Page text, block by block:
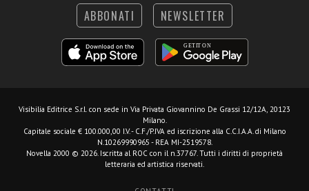
ABBONATI NEWSLETTER
Visibilia Editrice S.r.l. con sede in Via Privata Giovannino De Grassi 12/12A, 20123
Milano.
Capitale sociale € 100.000,00 I.V. - C.F./P.IVA ed iscrizione alla C.C.I.A.A. di Milano
N.10269990965 - REA MI-2519578.
Novella 2000 © 2026. Iscritta al ROC con il n.37767. Tutti i diritti di proprietà
letteraria ed artistica riservati.